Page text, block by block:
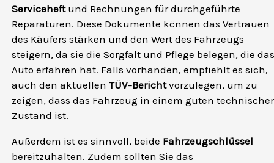
Serviceheftund Rechnungen für durchgeführte
Reparaturen. Diese Dokumente können das Vertrauen
des Käufers stärken und den Wert des Fahrzeugs
steigern, da sie die Sorgfalt und Pflege belegen, die das
Auto erfahren hat. Falls vorhanden, empfiehlt es sich,
auch den aktuellen TÜV-Berichtvorzulegen, um zu
zeigen, dass das Fahrzeug in einem guten
Zustand ist.
Außerdem ist es sinnvoll, beide Fahrzeugschlüssel
bereitzuhalten. Zudem sollten Sie das